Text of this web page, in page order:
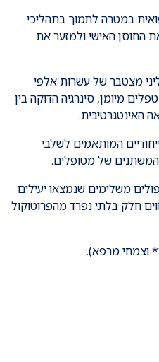
במטרה לתמוך בתהליכי
החוסן האישי ולמזער את
מצטבר של עשרות אלפי
מיומן, סינרגיה הדוקה בין
האינטגרטיבית.
המותאמים לשלבי
המשתנים של מטופלים.
משלימים שנמצאו יעילים
חלק בלתי נפרד מהפרוטוקול
וצמחי מרפא).